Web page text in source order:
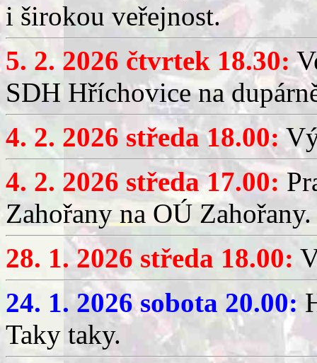
i širokou veřejnost.
5. 2. 2026 čtvrtek 18.30:
SDH Hříchovice na
4. 2. 2026 středa 18.00:
4. 2. 2026 středa 17.00:
Zahořany na OÚ Zahořany.
28. 1. 2026 středa 18.00:
24. 1. 2026 sobota 20.00:
Taky taky.